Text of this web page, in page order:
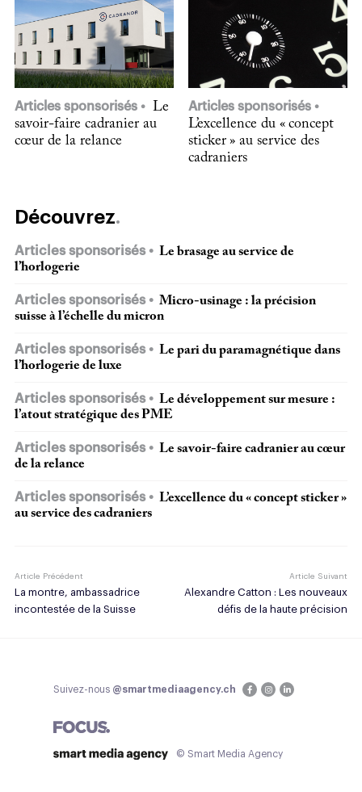
Articles sponsorisés
Le
savoir-faire cadranier au
cœur de la relance
Articles sponsorisés
L’excellence du « concept
sticker » au service des
cadraniers
Découvrez
Articles sponsorisés
Le brasage au service de
l’horlogerie
Articles sponsorisés
Micro-usinage : la précision
suisse à l’échelle du micron
Articles sponsorisés
Le pari du paramagnétique dans
l’horlogerie de luxe
Articles sponsorisés
Le développement sur mesure :
l’atout stratégique des PME
Articles sponsorisés
Le savoir-faire cadranier au cœur
de la relance
Articles sponsorisés
L’excellence du « concept sticker »
au service des cadraniers
Article Précédent
La montre, ambassadrice
incontestée de la Suisse
Article Suivant
Alexandre Catton : Les nouveaux
défis de la haute précision
Suivez-nous @smartmediaagency.ch
© Smart Media Agency